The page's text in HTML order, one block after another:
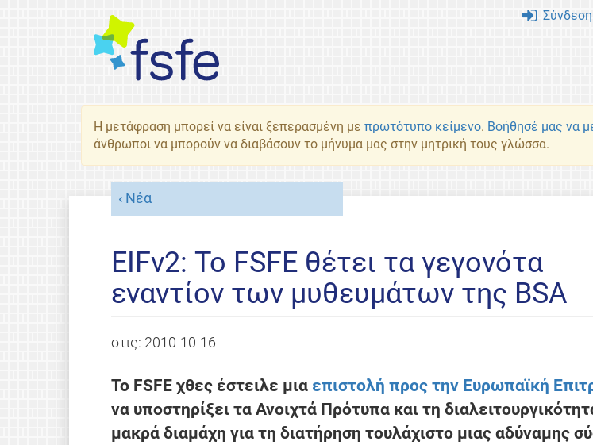
Σύνδεση
Η μετάφραση μπορεί να είναι ξεπερασμένη με πρωτότυπο κείμενο. Βοήθησέ μας να
άνθρωποι να μπορούν να διαβάσουν το μήνυμα μας στην μητρική τους γλώσσα.
Νέα
EIFv2: Το FSFE θέτει τα γεγονότα
εναντίον των μυθευμάτων της BSA
στις: 2010-10-16
Το FSFE χθες έστειλε μια επιστολή προς την Ευρωπαϊκή
να υποστηρίξει τα Ανοιχτά Πρότυπα και τη
μακρά διαμάχη για τη διατήρηση τουλάχιστο μιας αδύναμης